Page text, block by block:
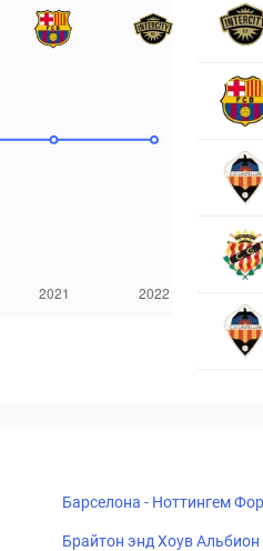
Барселона - Ноттингем
Брайтон энд Хоув